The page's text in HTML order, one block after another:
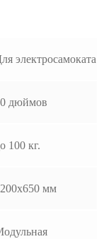
электросамоката
дюймов
100 кг.
мм